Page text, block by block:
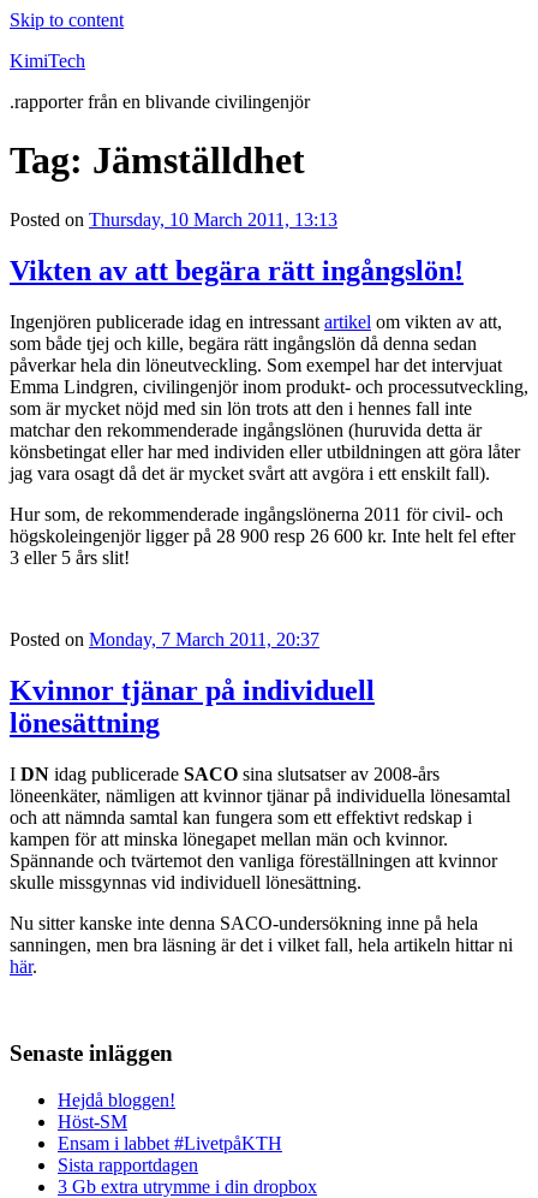
Skip to content
KimiTech
.rapporter från en blivande civilingenjör
Tag: Jämställdhet
Posted on Thursday, 10 March 2011, 13:13
Vikten av att begära rätt ingångslön!
Ingenjören publicerade idag en intressant artikel om vikten av att,
som både tjej och kille, begära rätt ingångslön då denna sedan
påverkar hela din löneutveckling. Som exempel har det intervjuat
Emma Lindgren, civilingenjör inom produkt- och processutveckling,
som är mycket nöjd med sin lön trots att den i hennes fall inte
matchar den rekommenderade ingångslönen (huruvida detta är
könsbetingat eller har med individen eller utbildningen att göra låter
jag vara osagt då det är mycket svårt att avgöra i ett enskilt fall).
Hur som, de rekommenderade ingångslönerna 2011 för civil- och
högskoleingenjör ligger på 28 900 resp 26 600 kr. Inte helt fel efter
3 eller 5 års slit!
Posted on Monday, 7 March 2011, 20:37
Kvinnor tjänar på individuell
lönesättning
I DN idag publicerade SACO sina slutsatser av 2008-års
löneenkäter, nämligen att kvinnor tjänar på individuella lönesamtal
och att nämnda samtal kan fungera som ett effektivt redskap i
kampen för att minska lönegapet mellan män och kvinnor.
Spännande och tvärtemot den vanliga föreställningen att kvinnor
skulle missgynnas vid individuell lönesättning.
Nu sitter kanske inte denna SACO-undersökning inne på hela
sanningen, men bra läsning är det i vilket fall, hela artikeln hittar ni
här.
Senaste inläggen
Hejdå bloggen!
Höst-SM
Ensam i labbet #LivetpåKTH
Sista rapportdagen
3 Gb extra utrymme i din dropbox